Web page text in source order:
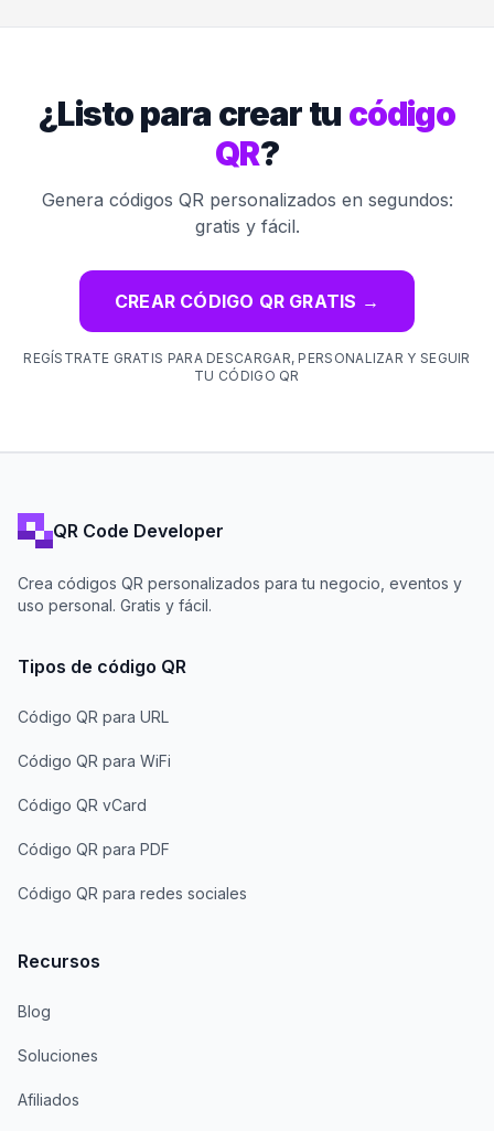
¿Listo para crear tu código
QR?
Genera códigos QR personalizados en segundos:
gratis y fácil.
CREAR CÓDIGO QR GRATIS →
REGÍSTRATE GRATIS PARA DESCARGAR, PERSONALIZAR Y SEGUIR
TU CÓDIGO QR
QR Code Developer
Crea códigos QR personalizados para tu negocio, eventos y
uso personal. Gratis y fácil.
Tipos de código QR
Código QR para URL
Código QR para WiFi
Código QR vCard
Código QR para PDF
Código QR para redes sociales
Recursos
Blog
Soluciones
Afiliados